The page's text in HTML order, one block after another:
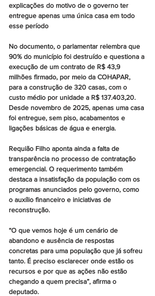
explicações do motivo de o governo ter
entregue apenas uma única casa em todo
esse período
No documento, o parlamentar relembra que
90% do município foi destruído e questiona a
execução de um contrato de R$ 43,9
milhões firmado, por meio da COHAPAR,
para a construção de 320 casas, com o
custo médio por unidade a R$ 137.403,20.
Desde novembro de 2025, apenas uma casa
foi entregue, sem piso, acabamentos e
ligações básicas de água e energia.
Requião Filho aponta ainda a falta de
transparência no processo de contratação
emergencial. O requerimento também
destaca a insatisfação da população com os
programas anunciados pelo governo, como
o auxílio financeiro e iniciativas de
reconstrução.
“O que vemos hoje é um cenário de
abandono e ausência de respostas
concretas para uma população que já sofreu
tanto. É preciso esclarecer onde estão os
recursos e por que as ações não estão
chegando a quem precisa”, afirma o
deputado.